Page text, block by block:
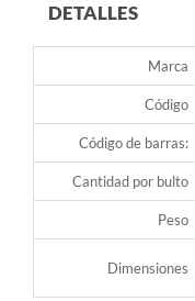
DETALLES
Marca
Código
Código de barras:
Cantidad por bulto
Peso
Dimensiones